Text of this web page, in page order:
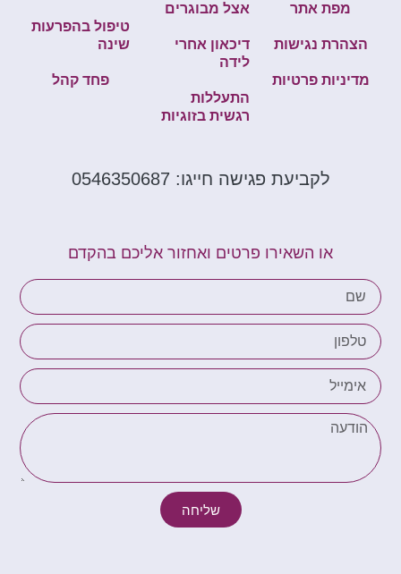
מפת אתר
הצהרת נגישות
מדיניות פרטיות
אצל מבוגרים
דיכאון אחרי
לידה
התעללות
רגשית בזוגיות
טיפול בהפרעות
שינה
פחד קהל
לקביעת פגישה חייגו: 0546350687
או השאירו פרטים ואחזור אליכם בהקדם
שליחה